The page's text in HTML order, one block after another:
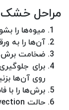
مراحل خشک
میوه‌ها را
آن‌ها را به
ضخامت
برای
روی آن‌ها
برش‌ها را با
حالت Convection یا Dehydrate را انتخاب کنید.